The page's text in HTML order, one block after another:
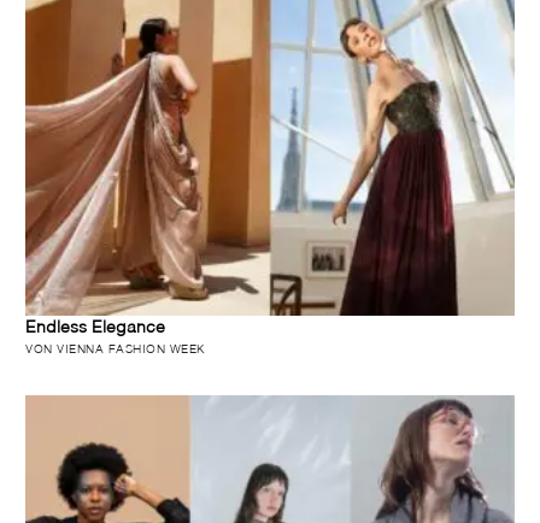
Endless Elegance
VON VIENNA FASHION WEEK